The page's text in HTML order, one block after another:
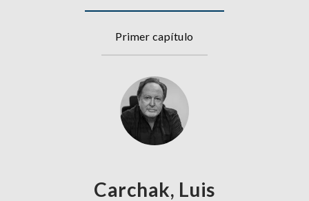
Primer capítulo
Carchak, Luis